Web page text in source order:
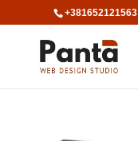
+381652121563